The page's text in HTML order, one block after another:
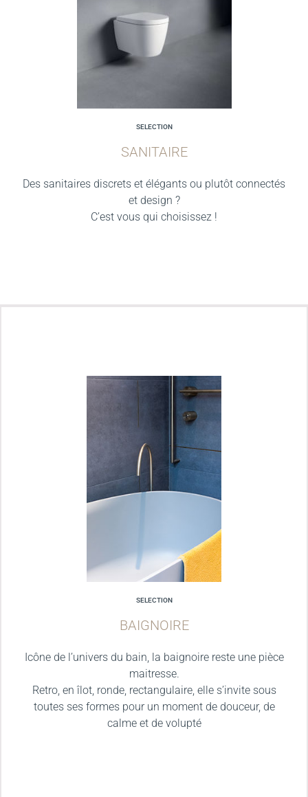
SELECTION
SANITAIRE
Des sanitaires discrets et élégants ou plutôt connectés
et design ?
C’est vous qui choisissez !
SELECTION
BAIGNOIRE
Icône de l’univers du bain, la baignoire reste une pièce
maitresse.
Retro, en îlot, ronde, rectangulaire, elle s’invite sous
toutes ses formes pour un moment de douceur, de
calme et de volupté